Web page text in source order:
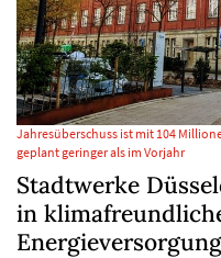
Jahresüberschuss ist mit 104
geplant geringer als im Vorjahr
Stadtwerke
in
Energieversorgung